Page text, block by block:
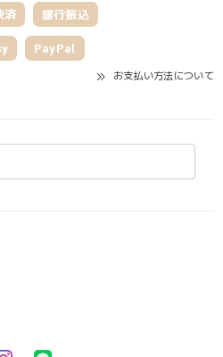
済 銀行振込
PayPal
お支払い方法について